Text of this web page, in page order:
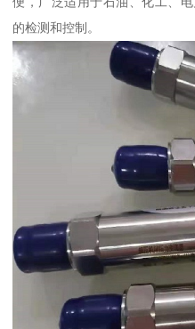
的检测和控制。